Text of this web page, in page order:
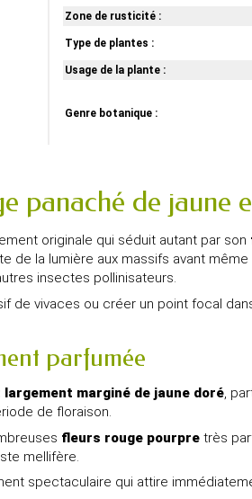
Zone de rusticité :
Type de plantes :
Usage de la plante :
Genre botanique :
panaché de jaune
originale qui séduit autant par son
la lumière aux massifs avant
insectes pollinisateurs.
de vivaces ou créer un point focal
parfumée
marginé de jaune doré,
de floraison.
fleurs rouge pourpre très
mellifère.
spectaculaire qui attire